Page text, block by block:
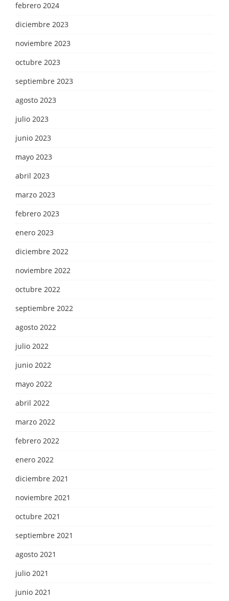
febrero 2024
diciembre 2023
noviembre 2023
octubre 2023
septiembre 2023
agosto 2023
julio 2023
junio 2023
mayo 2023
abril 2023
marzo 2023
febrero 2023
enero 2023
diciembre 2022
noviembre 2022
octubre 2022
septiembre 2022
agosto 2022
julio 2022
junio 2022
mayo 2022
abril 2022
marzo 2022
febrero 2022
enero 2022
diciembre 2021
noviembre 2021
octubre 2021
septiembre 2021
agosto 2021
julio 2021
junio 2021